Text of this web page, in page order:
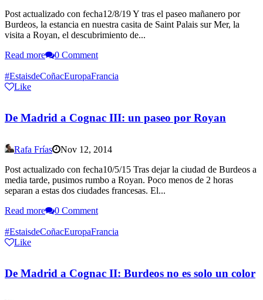
Post actualizado con fecha12/8/19 Y tras el paseo mañanero por
Burdeos, la estancia en nuestra casita de Saint Palais sur Mer, la
visita a Royan, el descubrimiento de...
Read more
0 Comment
#EstaisdeCoñacEuropaFrancia
Like
De Madrid a Cognac III: un paseo por Royan
Rafa Frías
Nov 12, 2014
Post actualizado con fecha10/5/15 Tras dejar la ciudad de Burdeos a
media tarde, pusimos rumbo a Royan. Poco menos de 2 horas
separan a estas dos ciudades francesas. El...
Read more
0 Comment
#EstaisdeCoñacEuropaFrancia
Like
De Madrid a Cognac II: Burdeos no es solo un color